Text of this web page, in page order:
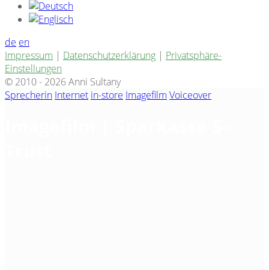
de en
Impressum | Datenschutzerklärung | Privatsphäre-
Einstellungen
© 2010 - 2026 Anni Sultany
Sprecherin Internet in-store Imagefilm Voiceover